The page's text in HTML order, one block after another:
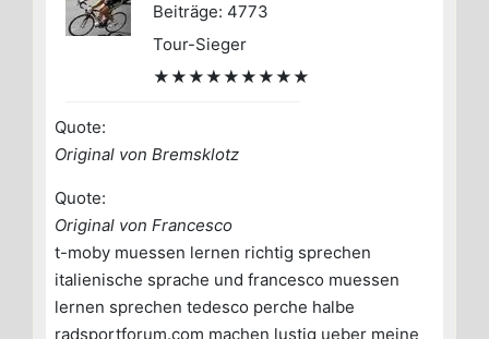
Beiträge: 4773
Tour-Sieger
★★★★★★★★★
Quote:
Original von Bremsklotz
Quote:
Original von Francesco
t-moby muessen lernen richtig sprechen
italienische sprache und francesco muessen
lernen sprechen tedesco perche halbe
radsportforum.com machen lustig ueber meine